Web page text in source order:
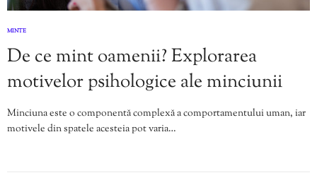
MINTE
De ce mint oamenii? Explorarea
motivelor psihologice ale minciunii
Minciuna este o componentă complexă a comportamentului uman, iar
motivele din spatele acesteia pot varia…